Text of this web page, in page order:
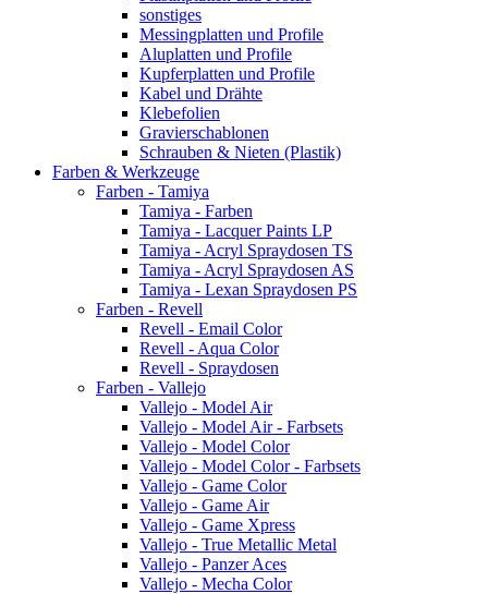
sonstiges
Messingplatten und Profile
Aluplatten und Profile
Kupferplatten und Profile
Kabel und Drähte
Klebefolien
Gravierschablonen
Schrauben & Nieten (Plastik)
Farben & Werkzeuge
Farben - Tamiya
Tamiya - Farben
Tamiya - Lacquer Paints LP
Tamiya - Acryl Spraydosen TS
Tamiya - Acryl Spraydosen AS
Tamiya - Lexan Spraydosen PS
Farben - Revell
Revell - Email Color
Revell - Aqua Color
Revell - Spraydosen
Farben - Vallejo
Vallejo - Model Air
Vallejo - Model Air - Farbsets
Vallejo - Model Color
Vallejo - Model Color - Farbsets
Vallejo - Game Color
Vallejo - Game Air
Vallejo - Game Xpress
Vallejo - True Metallic Metal
Vallejo - Panzer Aces
Vallejo - Mecha Color